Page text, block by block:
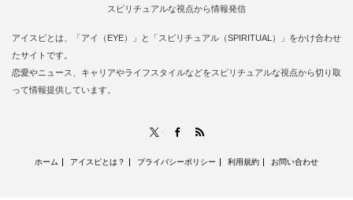
スピリチュアルな視点から情報発信
アイスピとは、「アイ（EYE）」と「スピリチュアル（SPIRITUAL）」をかけ合わせ
たサイトです。
恋愛やニュース、キャリアやライフスタイルなどをスピリチュアルな視点から切り取
って情報提供しています。
Facebook
ホーム アイスピとは？ プライバシーポリシー 利用規約 お問い合わせ